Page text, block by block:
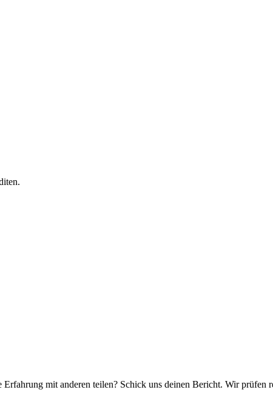
mit anderen teilen? Schick uns deinen Bericht. Wir